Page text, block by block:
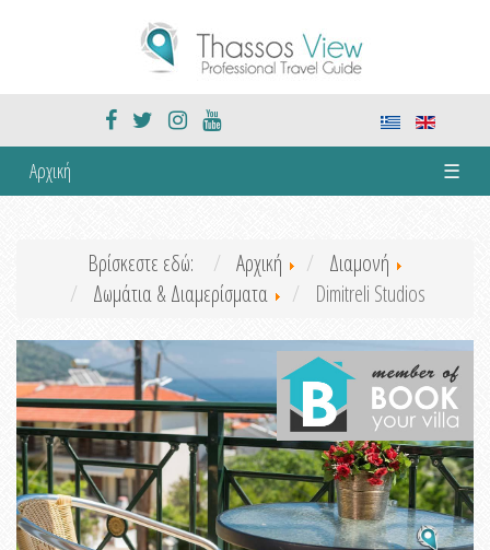
Αρχική ☰
Βρίσκεστε εδώ: Αρχική
Διαμονή
Δωμάτια & Διαμερίσματα
Dimitreli Studios